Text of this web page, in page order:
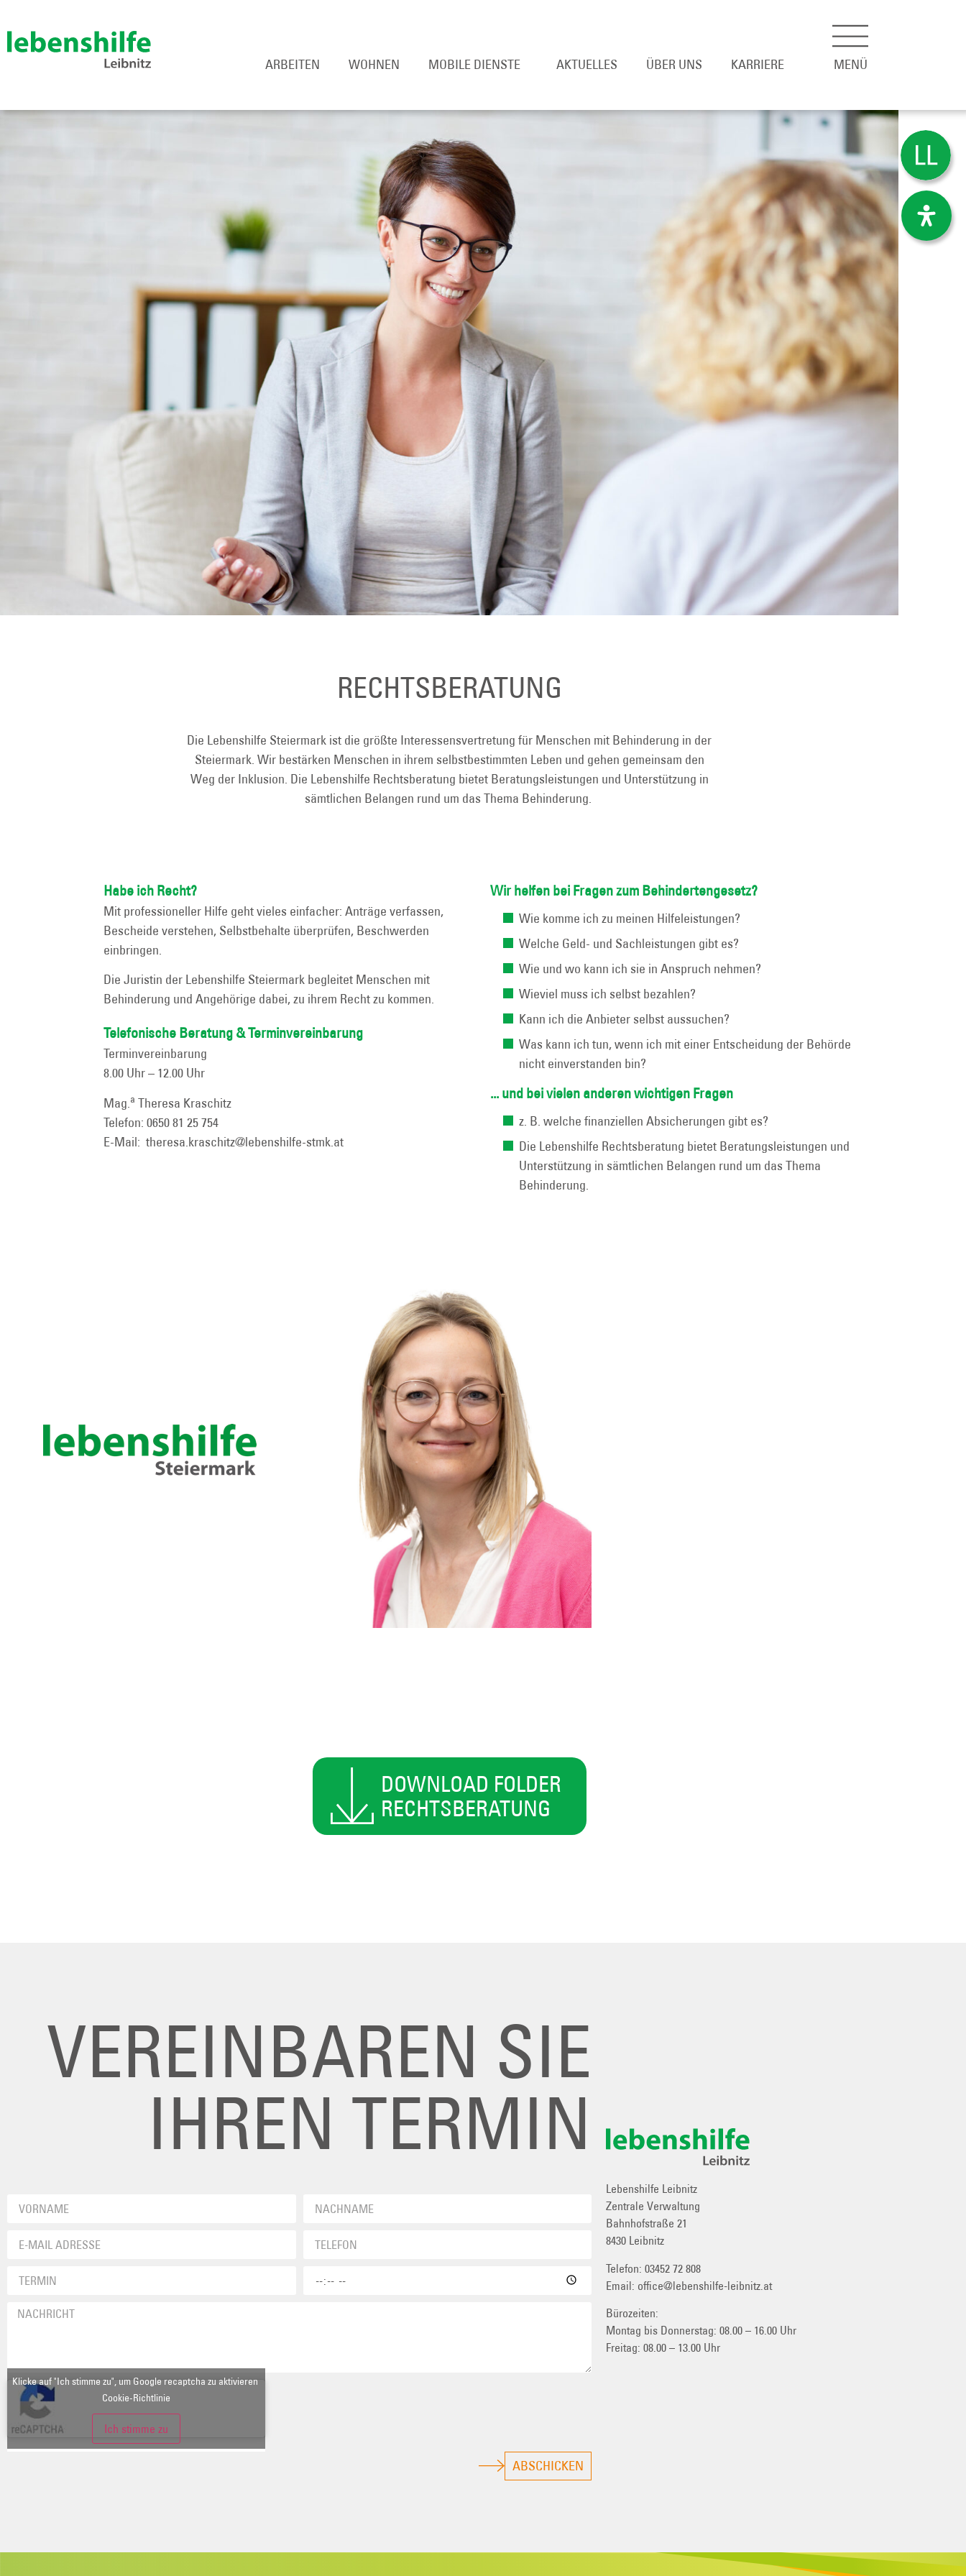
ARBEITEN WOHNEN MOBILE DIENSTE AKTUELLES ÜBER UNS KARRIERE MENÜ
RECHTSBERATUNG
Die Lebenshilfe Steiermark ist die größte Interessensvertretung für Menschen mit Behinderung in der
Steiermark. Wir bestärken Menschen in ihrem selbstbestimmten Leben und gehen gemeinsam den
Weg der Inklusion. Die Lebenshilfe Rechtsberatung bietet Beratungsleistungen und Unterstützung in
sämtlichen Belangen rund um das Thema Behinderung.
Habe ich Recht?
Mit professioneller Hilfe geht vieles einfacher: Anträge verfassen,
Bescheide verstehen, Selbstbehalte überprüfen, Beschwerden
einbringen.
Die Juristin der Lebenshilfe Steiermark begleitet Menschen mit
Behinderung und Angehörige dabei, zu ihrem Recht zu kommen.
Telefonische Beratung & Terminvereinbarung
Terminvereinbarung
8.00 Uhr – 12.00 Uhr
Mag.a Theresa Kraschitz
Telefon:0650 81 25 754
E-Mail:theresa.kraschitz@lebenshilfe-stmk.at
Wir helfen bei Fragen zum Behindertengesetz? ​
Wie komme ich zu meinen Hilfeleistungen?
Welche Geld- und Sachleistungen gibt es?
Wie und wo kann ich sie in Anspruch nehmen?
Wieviel muss ich selbst bezahlen?
Kann ich die Anbieter selbst aussuchen?
Was kann ich tun, wenn ich mit einer Entscheidung der Behörde
nicht einverstanden bin?
... und bei vielen anderen wichtigen Fragen
z. B. welche finanziellen Absicherungen gibt es?
Die Lebenshilfe Rechtsberatung bietet Beratungsleistungen und
Unterstützung in sämtlichen Belangen rund um das Thema
Behinderung.
DOWNLOAD FOLDER
RECHTSBERATUNG
VEREINBAREN SIE
IHREN TERMIN
Klicke auf "Ich stimme zu", um Google recaptcha zu aktivieren
Cookie-Richtlinie
Ich stimme zu
ABSCHICKEN
Lebenshilfe Leibnitz
Zentrale Verwaltung
Bahnhofstraße 21
8430 Leibnitz
Telefon:03452 72 808
Email: office@lebenshilfe-leibnitz.at
Bürozeiten:
Montag bis Donnerstag: 08.00 – 16.00 Uhr
Freitag: 08.00 – 13.00 Uhr